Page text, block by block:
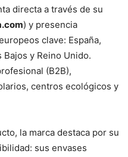
directa a través de su
) y presencia
clave: España,
Bajos y Reino Unido.
(B2B),
centros ecológicos y
la marca destaca por su
sus envases